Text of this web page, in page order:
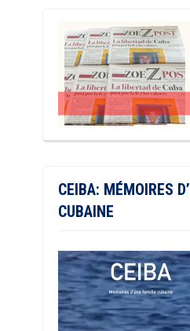
CEIBA: MÉMOIRES
CUBAINE